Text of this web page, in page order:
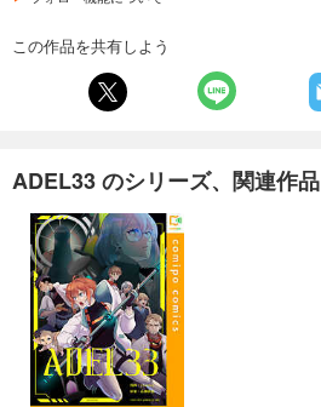
あらすじを表示する
ADEL33(19)
円 (税込)
あらすじを表示する
ADEL33(20)
165円 (税込)
完結
あらすじを表示する
この作品を共有しよう
ADEL33 のシリーズ、関連作品